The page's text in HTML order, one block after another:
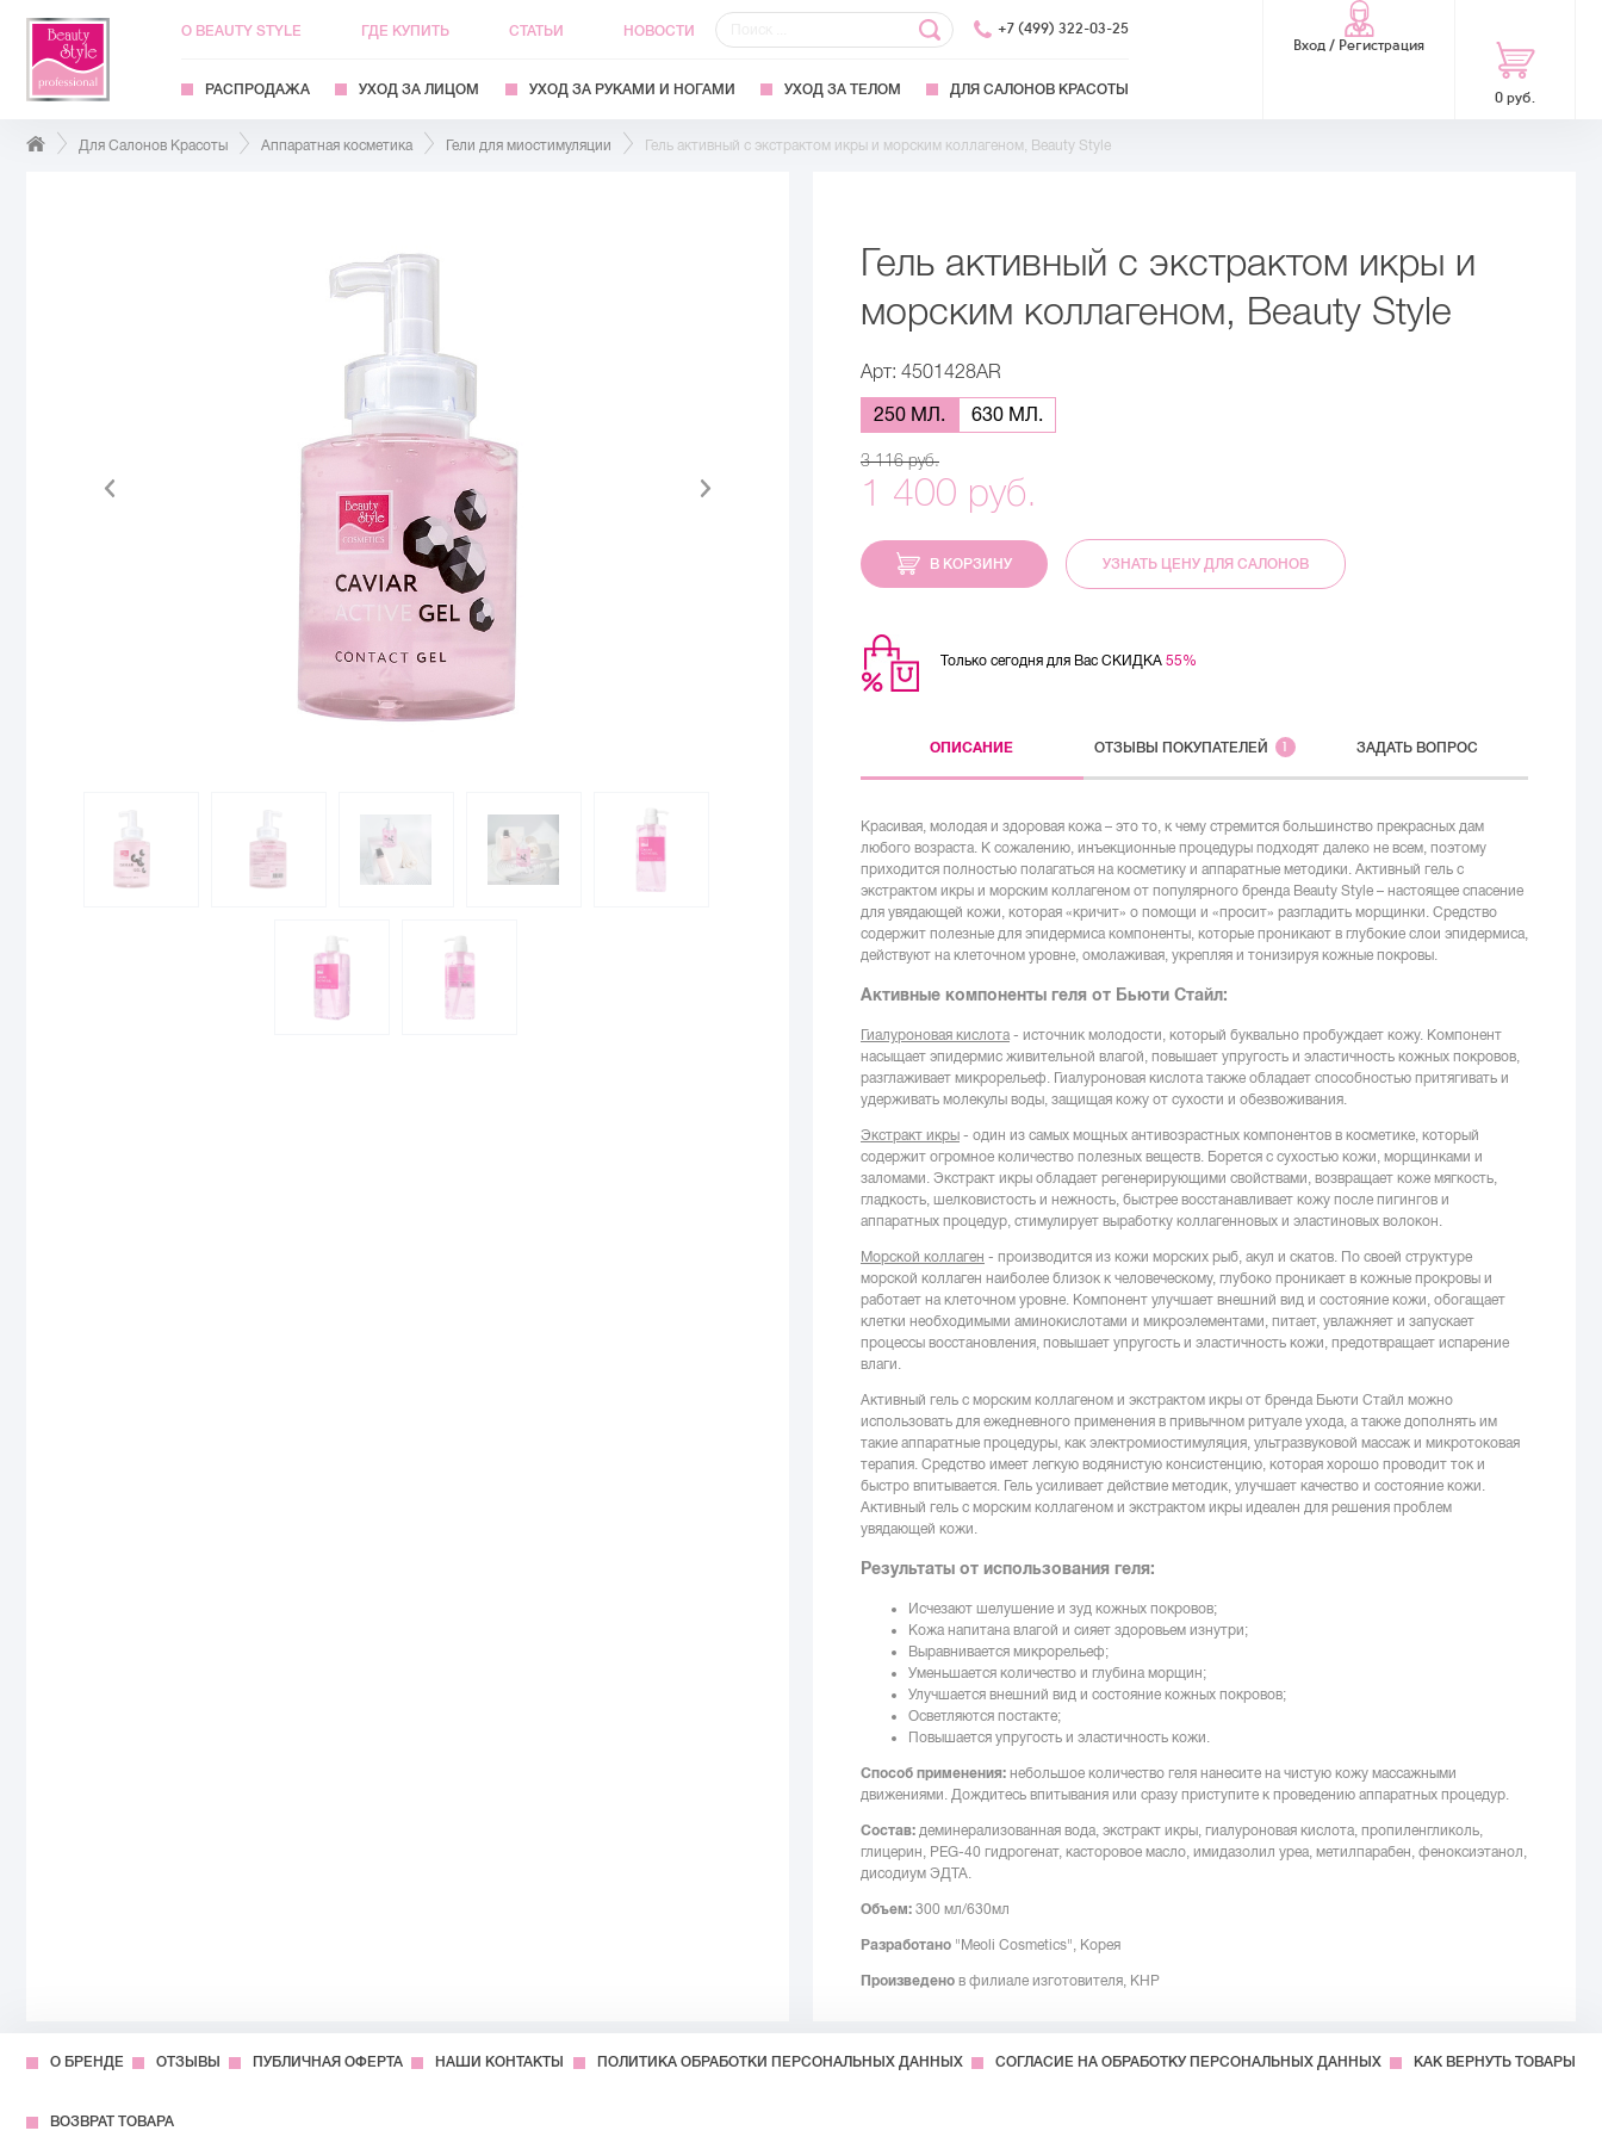
О BEAUTY STYLE ГДЕ КУПИТЬ СТАТЬИ НОВОСТИ +7 (499) 322-03-25
РАСПРОДАЖА УХОД ЗА ЛИЦОМ УХОД ЗА РУКАМИ И НОГАМИ УХОД ЗА ТЕЛОМ ДЛЯ САЛОНОВ КРАСОТЫ
Вход / Регистрация
0 руб.
Для Салонов Красоты Аппаратная косметика Гели для миостимуляции Гель активный с экстрактом икры и морским коллагеном, Beauty Style
Гель активный с экстрактом икры и
морским коллагеном, Beauty Style
Арт: 4501428AR
250 МЛ.
630 МЛ.
3 116 руб.
1 400 руб.
В КОРЗИНУ УЗНАТЬ ЦЕНУ ДЛЯ САЛОНОВ
Только сегодня для Вас СКИДКА 55%
ОПИСАНИЕ ОТЗЫВЫ ПОКУПАТЕЛЕЙ 1 ЗАДАТЬ ВОПРОС
Красивая, молодая и здоровая кожа – это то, к чему стремится большинство прекрасных дам
любого возраста. К сожалению, инъекционные процедуры подходят далеко не всем, поэтому
приходится полностью полагаться на косметику и аппаратные методики. Активный гель с
экстрактом икры и морским коллагеном от популярного бренда Beauty Style – настоящее спасение
для увядающей кожи, которая «кричит» о помощи и «просит» разгладить морщинки. Средство
содержит полезные для эпидермиса компоненты, которые проникают в глубокие слои эпидермиса,
действуют на клеточном уровне, омолаживая, укрепляя и тонизируя кожные покровы.
Активные компоненты геля от Бьюти Стайл:
Гиалуроновая кислота- источник молодости, который буквально пробуждает кожу. Компонент
насыщает эпидермис живительной влагой, повышает упругость и эластичность кожных покровов,
разглаживает микрорельеф. Гиалуроновая кислота также обладает способностью притягивать и
удерживать молекулы воды, защищая кожу от сухости и обезвоживания.
Экстракт икры - один из самых мощных антивозрастных компонентов в косметике, который
содержит огромное количество полезных веществ. Борется с сухостью кожи, морщинками и
заломами. Экстракт икры обладает регенерирующими свойствами, возвращает коже мягкость,
гладкость, шелковистость и нежность, быстрее восстанавливает кожу после пигингов и
аппаратных процедур, стимулирует выработку коллагенновых и эластиновых волокон.
Морской коллаген - производится из кожи морских рыб, акул и скатов. По своей структуре
морской коллаген наиболее близок к человеческому, глубоко проникает в кожные прокровы и
работает на клеточном уровне. Компонент улучшает внешний вид и состояние кожи, обогащает
клетки необходимыми аминокислотами и микроэлементами, питает, увлажняет и запускает
процессы восстановления, повышает упругость и эластичность кожи, предотвращает испарение
влаги.
Активный гель с морским коллагеном и экстрактом икры от бренда Бьюти Стайл можно
использовать для ежедневного применения в привычном ритуале ухода, а также дополнять им
такие аппаратные процедуры, как электромиостимуляция, ультразвуковой массаж и микротоковая
терапия. Средство имеет легкую водянистую консистенцию, которая хорошо проводит ток и
быстро впитывается. Гель усиливает действие методик, улучшает качество и состояние кожи.
Активный гель с морским коллагеном и экстрактом икры идеален для решения проблем
увядающей кожи.
Результаты от использования геля:
Исчезают шелушение и зуд кожных покровов;
Кожа напитана влагой и сияет здоровьем изнутри;
Выравнивается микрорельеф;
Уменьшается количество и глубина морщин;
Улучшается внешний вид и состояние кожных покровов;
Осветляются постакте;
Повышается упругость и эластичность кожи.
Способ применения: небольшое количество геля нанесите на чистую кожу массажными
движениями. Дождитесь впитывания или сразу приступите к проведению аппаратных процедур.
Состав: деминерализованная вода, экстракт икры, гиалуроновая кислота, пропиленгликоль,
глицерин, PEG-40 гидрогенат, касторовое масло, имидазолил уреа, метилпарабен, феноксиэтанол,
дисодиум ЭДТА.
Объем: 300 мл/630мл
Разработано "Meoli Cosmetics", Корея
Произведено в филиале изготовителя, КНР
О БРЕНДЕ ОТЗЫВЫ ПУБЛИЧНАЯ ОФЕРТА НАШИ КОНТАКТЫ ПОЛИТИКА ОБРАБОТКИ ПЕРСОНАЛЬНЫХ ДАННЫХ СОГЛАСИЕ НА ОБРАБОТКУ ПЕРСОНАЛЬНЫХ ДАННЫХ КАК ВЕРНУТЬ ТОВАРЫ
ВОЗВРАТ ТОВАРА